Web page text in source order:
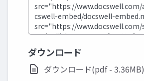
ダウンロード
ダウンロード(pdf - 3.36MB)